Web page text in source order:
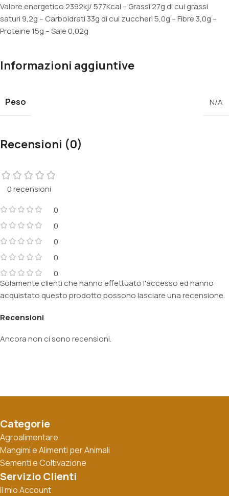
Valore energetico 2392kj/ 577Kcal – Grassi 27g di cui grassi
saturi 9,2g – Carboidrati 33g di cui zuccheri 5,0g – Fibre 3,0g –
Proteine 15g – Sale 0,02g
Informazioni aggiuntive
Peso N/A
Recensioni (0)
0 recensioni
0
0
0
0
0
Recensioni
Ancora non ci sono recensioni.
Solamente clienti che hanno effettuato l'accesso ed hanno
acquistato questo prodotto possono lasciare una recensione.
Categorie
Agroalimentare
Mangimi e Alimenti per Animali
Sementi e Coltivazione
Servizio Clienti
Il mio Account